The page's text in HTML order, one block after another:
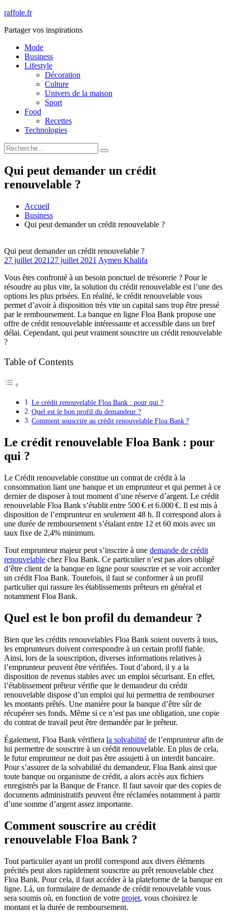
Aller
contenu
raffole.fr
Partager vos inspirations
Mode
Business
Lifestyle
Décoration
Culture
Univers de la maison
Sport
Food
Recettes
Technologies
Rechercher
:
Rechercher
Qui peut demander un crédit
renouvelable ?
Accueil
Business
Qui peut demander un crédit renouvelable ?
Qui peut demander un crédit renouvelable ?
27 juillet 2021 27 juillet 2021 Aymen Khalifa
Vous êtes confronté à un besoin ponctuel de trésorerie ? Pour le
résoudre au plus vite, la solution du crédit renouvelable est l’une des
options les plus prisées. En réalité, le crédit renouvelable vous
permet d’avoir à disposition très vite un capital sans trop être pressé
par le remboursement. La banque en ligne Floa Bank propose une
offre de crédit renouvelable intéressante et accessible dans un bref
délai. Cependant, qui peut vraiment souscrire un crédit renouvelable
?
Table of Contents
Le crédit renouvelable Floa Bank : pour qui ?
Quel est le bon profil du demandeur ?
Comment souscrire au crédit renouvelable Floa Bank ?
Le crédit renouvelable Floa Bank : pour
qui ?
Le Crédit renouvelable constitue un contrat de crédit à la
consommation liant une banque et un emprunteur et qui permet à ce
dernier de disposer à tout moment d’une réserve d’argent. Le crédit
renouvelable Floa Bank s’établit entre 500 € et 6.000 €. Il est mis à
disposition de l’emprunteur en seulement 48 h. Il correspond alors à
une durée de remboursement s’étalant entre 12 et 60 mois avec un
taux fixe de 2,4% minimum.
Tout emprunteur majeur peut s’inscrire à une demande de crédit
renouvelable chez Floa Bank. Ce particulier n’est pas alors obligé
d’être client de la banque en ligne pour souscrire et se voir accorder
un crédit Floa Bank. Toutefois, il faut se conformer à un profil
particulier qui rassure les établissements prêteurs en général et
notamment Floa Bank.
Quel est le bon profil du demandeur ?
Bien que les crédits renouvelables Floa Bank soient ouverts à tous,
les emprunteurs doivent correspondre à un certain profil fiable.
Ainsi, lors de la souscription, diverses informations relatives à
l’emprunteur peuvent être vérifiées. Tout d’abord, il y a la
disposition de revenus stables avec un emploi sécurisant. En effet,
l’établissement prêteur vérifie que le demandeur du crédit
renouvelable dispose d’un emploi qui lui permettra de rembourser
les montants prêtés. Une manière pour la banque d’être sûr de
récupérer ses fonds. Même si ce n’est pas une obligation, une copie
du contrat de travail peut être demandée par le prêteur.
Également, Floa Bank vérifiera la solvabilité de l’emprunteur afin de
lui permettre de souscrire à un crédit renouvelable. En plus de cela,
le futur emprunteur ne doit pas être assujetti à un interdit bancaire.
Pour s’assurer de la solvabilité du demandeur, Floa Bank ainsi que
toute banque ou organisme de crédit, a alors accès aux fichiers
enregistrés par la Banque de France. Il faut savoir que des copies de
documents administratifs peuvent être réclamées notamment à partir
d’une somme d’argent assez importante.
Comment souscrire au crédit
renouvelable Floa Bank ?
Tout particulier ayant un profil correspond aux divers éléments
précités peut alors rapidement souscrire au prêt renouvelable chez
Floa Bank. Pour cela, il faut accéder à la plateforme de la banque en
ligne. Là, un formulaire de demande de crédit renouvelable vous
sera soumis où, en fonction de votre projet, vous choisirez le
montant et la durée de remboursement.